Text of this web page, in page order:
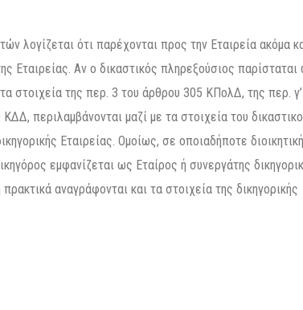
λογίζεται ότι παρέχονται προς την Εταιρεία ακόμα
Εταιρείας. Αν ο δικαστικός πληρεξούσιος παρίσταται
στοιχεία της περ. 3 του άρθρου 305 ΚΠολΔ, της περ.
περιλαμβάνονται μαζί με τα στοιχεία του
Εταιρείας. Ομοίως, σε οποιαδήποτε
εμφανίζεται ως Εταίρος ή συνεργάτης
αναγράφονται και τα στοιχεία της δικηγορικής